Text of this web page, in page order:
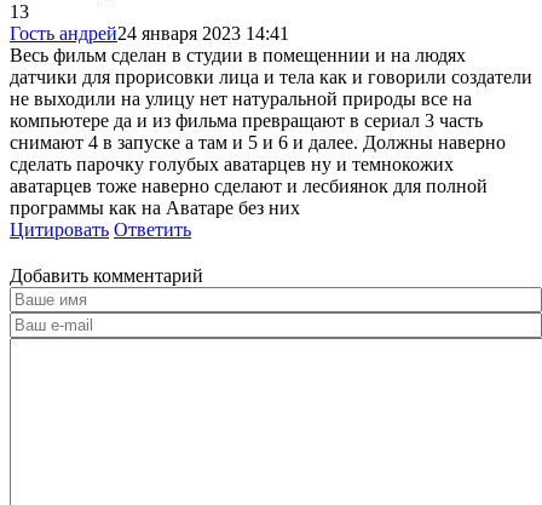
13
Гость андрей24 января 2023 14:41
Весь фильм сделан в студии в помещеннии и на людях
датчики для прорисовки лица и тела как и говорили создатели
не выходили на улицу нет натуральной природы все на
компьютере да и из фильма превращают в сериал 3 часть
снимают 4 в запуске а там и 5 и 6 и далее. Должны наверно
сделать парочку голубых аватарцев ну и темнокожих
аватарцев тоже наверно сделают и лесбиянок для полной
программы как на Аватаре без них
Цитировать Ответить
Добавить комментарий